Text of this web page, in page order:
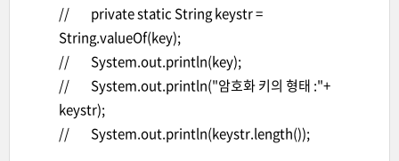
// private static String keystr =
String.valueOf(key);
// System.out.println(key);
// System.out.println("암호화 키의 형태 :"+
keystr);
// System.out.println(keystr.length());